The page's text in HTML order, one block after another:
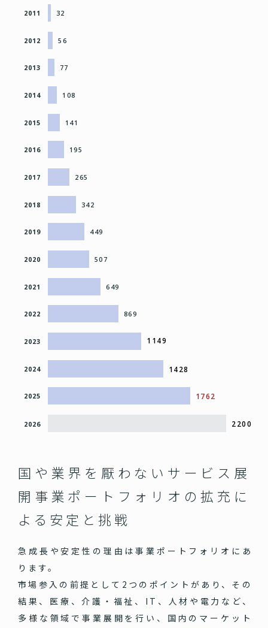
32
2011
56
2012
77
2013
108
2014
141
2015
195
2016
265
2017
342
2018
449
2019
507
2020
649
2021
869
2022
1149
2023
1428
2024
1762
2025
2200
2026
国や業界を厭わないサービス展
開 事業ポートフォリオの拡充に
よる安定と挑戦
急成長や安定性の理由は事業ポートフォリオにあ
ります。
市場参入の前提として2つのポイントがあり、その
結果、医療、介護・福祉、IT、人材や電力など、
多様な領域で事業展開を行い、国内のマーケット